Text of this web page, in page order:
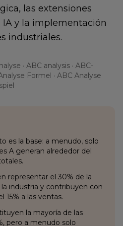
las extensiones
y la implementación
industriales.
· ABC analysis · ABC-
Formel · ABC Analyse
es la base: a menudo, solo
A generan alrededor del
representar el 30% de la
industria y contribuyen con
15% a las ventas.
la mayoría de las
pero a menudo solo